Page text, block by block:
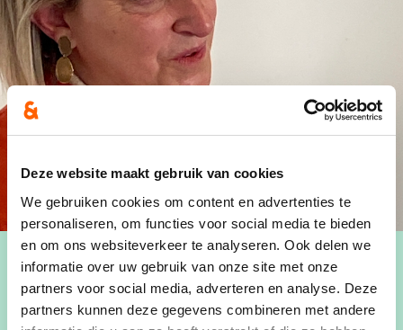
Deze website maakt gebruik van cookies
We gebruiken cookies om content en advertenties te
personaliseren, om functies voor social media te bieden
en om ons websiteverkeer te analyseren. Ook delen we
informatie over uw gebruik van onze site met onze
partners voor social media, adverteren en analyse. Deze
partners kunnen deze gegevens combineren met andere